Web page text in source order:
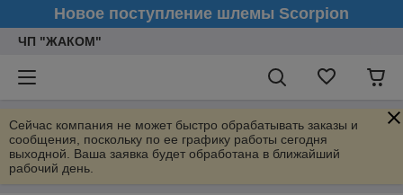
Новое поступление шлемы Scorpion
ЧП "ЖАКОМ"
Сейчас компания не может быстро обрабатывать заказы и
сообщения, поскольку по ее графику работы сегодня
выходной. Ваша заявка будет обработана в ближайший
рабочий день.